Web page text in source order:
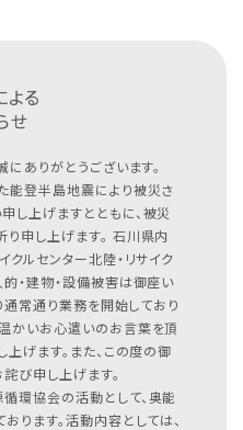
る
せ
ありがとうございます。
能登半島地震により被災さ
し上げますとともに、被災
申し上げます。 石川県内
ルセンター北陸・リサイク
・建物・設備被害は御座い
常通り業務を開始しており
かいお心遣いのお言葉を頂
げます。また、この度の御
び申し上げます。
環協会の活動として、奥能
ります。活動内容としては、